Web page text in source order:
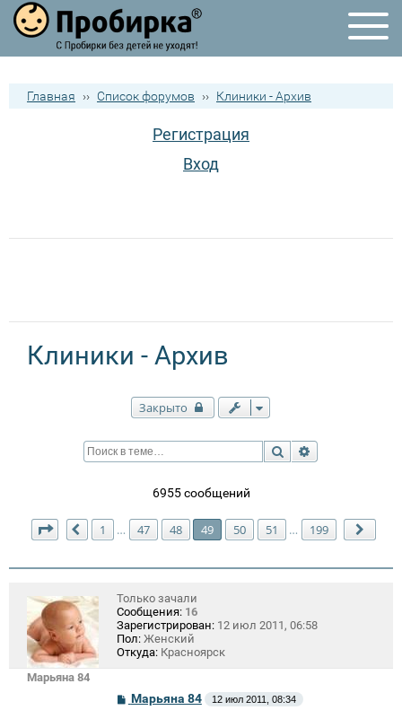
Главная ›› Список форумов ›› Клиники - Архив
Регистрация
Вход
Клиники - Архив
Закрыто
Поиск
6955 сообщений
Страница 49 из199
Пред.
1 … 47 48 49 50 51 … 199
Марьяна 84
Только зачали
Сообщения: 16
Зарегистрирован: 12 июл 2011, 06:58
Пол: Женский
Откуда: Красноярск
СМарьяна 84 12 июл 2011, 08:34